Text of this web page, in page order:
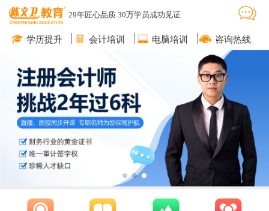
29年匠心品质 30万学员成功见证
学历提升 会计培训 电脑培训 咨询热线